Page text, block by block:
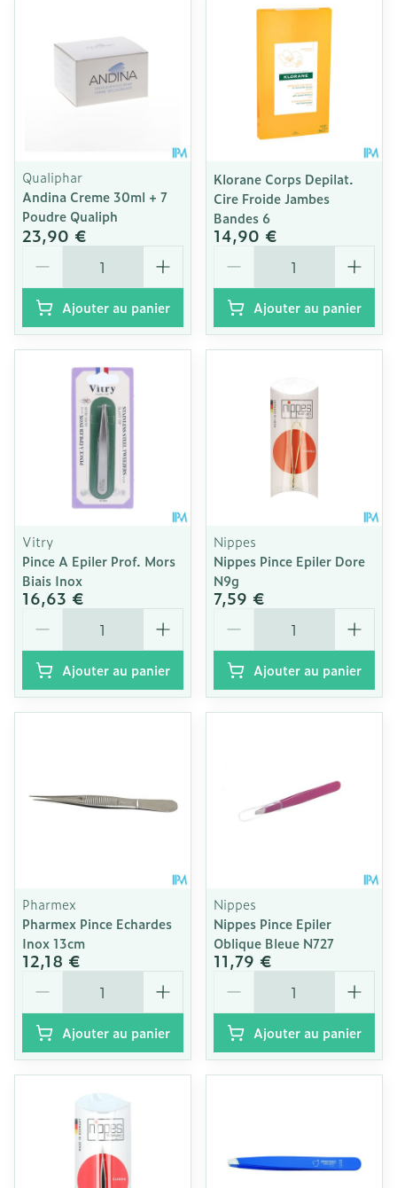
Qualiphar
Andina Creme 30ml + 7
Poudre Qualiph
23,90 €
Ajouter au panier
Klorane Corps Depilat.
Cire Froide Jambes
Bandes 6
14,90 €
Ajouter au panier
Vitry
Pince A Epiler Prof. Mors
Biais Inox
16,63 €
Ajouter au panier
Nippes
Nippes Pince Epiler Dore
N9g
7,59 €
Ajouter au panier
Pharmex
Pharmex Pince Echardes
Inox 13cm
12,18 €
Ajouter au panier
Nippes
Nippes Pince Epiler
Oblique Bleue N727
11,79 €
Ajouter au panier